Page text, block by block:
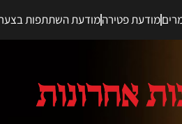
מודעת פטירהמודעת השתתפות